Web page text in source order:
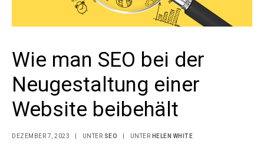
Wie man SEO bei der
Neugestaltung einer
Website beibehält
DEZEMBER 7, 2023 UNTER SEO UNTER HELEN WHITE